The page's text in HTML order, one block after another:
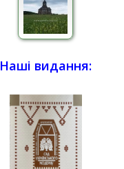
Наші видання: